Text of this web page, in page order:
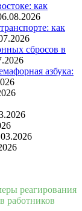
как
как
сбросов в
азбука:
реагирования
работников